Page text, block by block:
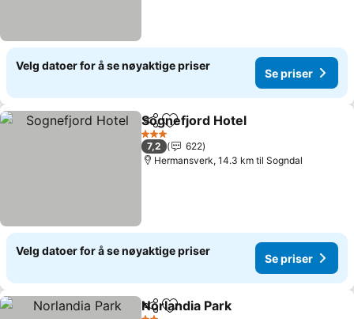
Velg datoer for å se nøyaktige priser
Se priser
Del Legg til i favoritter
Sognefjord Hotel
3 Stjerner
7,2
622
Hermansverk, 14.3 km til Sogndal
Velg datoer for å se nøyaktige priser
Se priser
Del Legg til i favoritter
Norlandia Park